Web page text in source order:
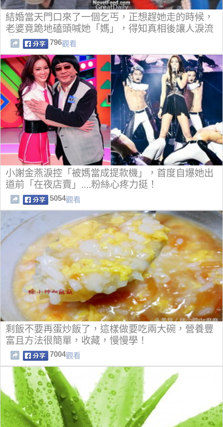
結婚當天門口來了一個乞丐，正想趕她走的時候，
老婆竟跪地磕頭喊她「媽」，得知真相後讓人淚流
滿面…
796觀看
小謝金燕淚控「被媽當成提款機」，首度自爆她出
道前「在夜店賣」....粉絲心疼力挺！
5054觀看
剩飯不要再蛋炒飯了，這樣做要吃兩大碗，營養豐
富且方法很簡單，收藏，慢慢學！
7004觀看